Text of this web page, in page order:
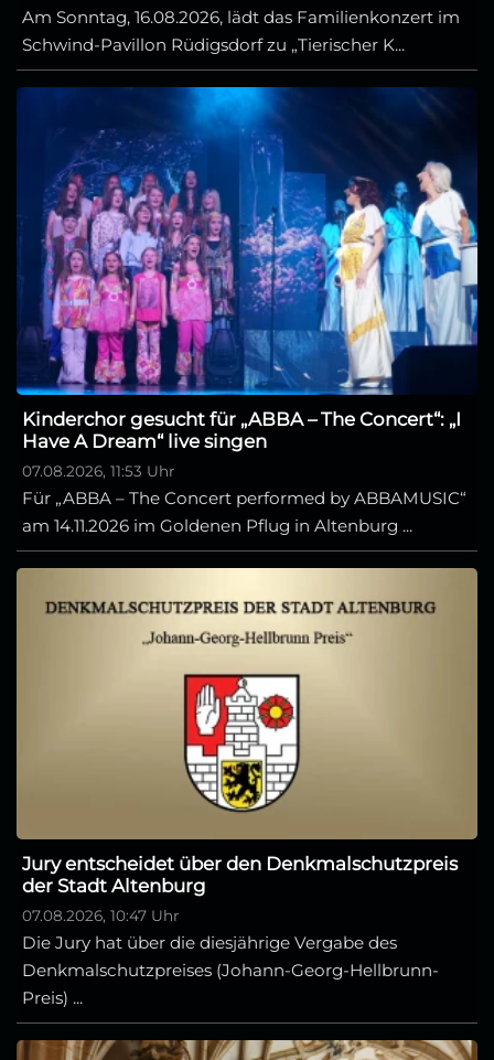
Am Sonntag, 16.08.2026, lädt das Familienkonzert im
Schwind-Pavillon Rüdigsdorf zu „Tierischer K...
Kinderchor gesucht für „ABBA – The Concert“: „I
Have A Dream“ live singen
07.08.2026, 11:53 Uhr
Für „ABBA – The Concert performed by ABBAMUSIC“
am 14.11.2026 im Goldenen Pflug in Altenburg ...
Jury entscheidet über den Denkmalschutzpreis
der Stadt Altenburg
07.08.2026, 10:47 Uhr
Die Jury hat über die diesjährige Vergabe des
Denkmalschutzpreises (Johann-Georg-Hellbrunn-
Preis) ...